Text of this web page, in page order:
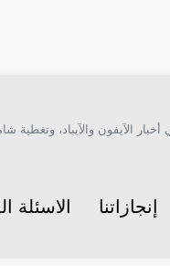
الآيفون والآيباد، وتغطية
إنجازاتنا الاسئلة